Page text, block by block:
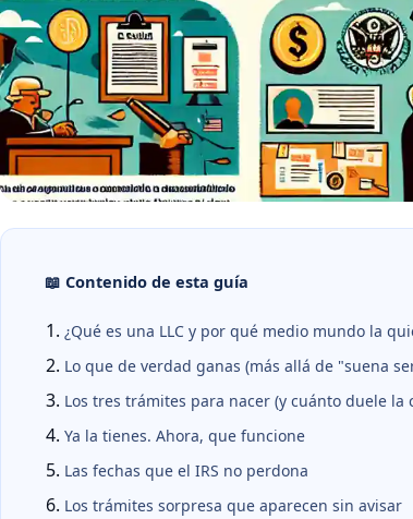
📖 Contenido de esta guía
¿Qué es una LLC y por qué medio mundo la
Lo que de verdad ganas (más allá de "suena
Los tres trámites para nacer (y cuánto duele la
Ya la tienes. Ahora, que funcione
Las fechas que el IRS no perdona
Los trámites sorpresa que aparecen sin avisar